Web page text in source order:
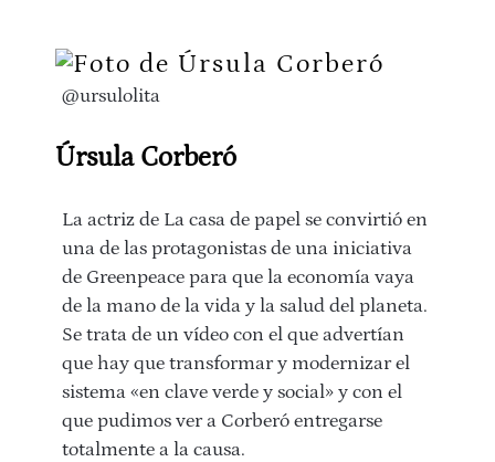
@ursulolita
Úrsula Corberó
La actriz de La casa de papel se convirtió en
una de las protagonistas de una iniciativa
de Greenpeace para que la economía vaya
de la mano de la vida y la salud del planeta.
Se trata de un vídeo con el que advertían
que hay que transformar y modernizar el
sistema «en clave verde y social» y con el
que pudimos ver a Corberó entregarse
totalmente a la causa.